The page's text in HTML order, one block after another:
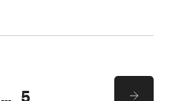
… 5